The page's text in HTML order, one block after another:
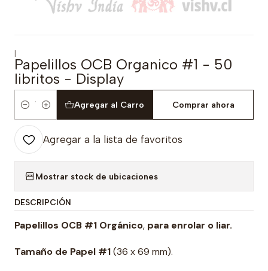
|
Papelillos OCB Organico #1 - 50
libritos - Display
Cantidad
Agregar al Carro Comprar ahora
Agregar a la lista de favoritos
Mostrar stock de ubicaciones
DESCRIPCIÓN
Papelillos OCB #1 Orgánico, para enrolar o liar.
Tamaño de Papel #1(36 x 69 mm).